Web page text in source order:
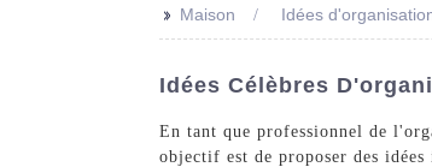
>> Maison Idées
Idées Célèbres
En tant que professionnel de
objectif est de proposer des